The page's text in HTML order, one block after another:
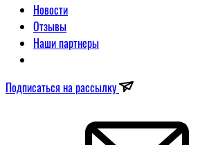
Новости
Отзывы
Наши партнеры
Подписаться на рассылку